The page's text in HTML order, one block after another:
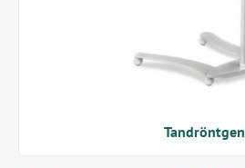
Tandröntgen